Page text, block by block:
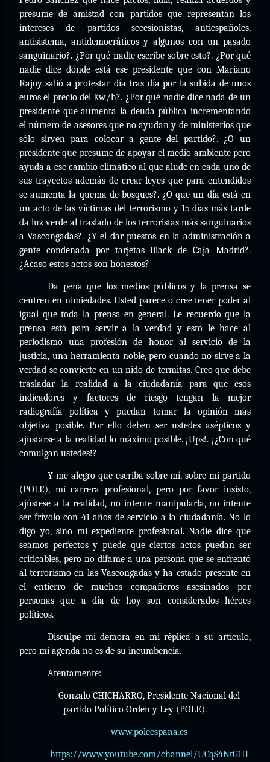
presume de amistad con partidos que representan los
intereses de partidos secesionistas, antiespañoles,
antisistema, antidemocráticos y algunos con un pasado
sanguinario?. ¿Por qué nadie escribe sobre esto?. ¿Por qué
nadie dice dónde está ese presidente que con Mariano
Rajoy salió a protestar día tras día por la subida de unos
euros el precio del Kw/h?. ¿Por qué nadie dice nada de un
presidente que aumenta la deuda pública incrementando
el número de asesores que no ayudan y de ministerios que
sólo sirven para colocar a gente del partido?. ¿O un
presidente que presume de apoyar el medio ambiente pero
ayuda a ese cambio climático al que alude en cada uno de
sus trayectos además de crear leyes que para entendidos
se aumenta la quema de bosques?. ¿O que un día está en
un acto de las víctimas del terrorismo y 15 días más tarde
da luz verde al traslado de los terroristas más sanguinarios
a Vascongadas?. ¿Y el dar puestos en la administración a
gente condenada por tarjetas Black de Caja Madrid?.
¿Acaso estos actos son honestos?
Da pena que los medios públicos y la prensa se
centren en nimiedades. Usted parece o cree tener poder al
igual que toda la prensa en general. Le recuerdo que la
prensa está para servir a la verdad y esto le hace al
periodismo una profesión de honor al servicio de la
justicia, una herramienta noble, pero cuando no sirve a la
verdad se convierte en un nido de termitas. Creo que debe
trasladar la realidad a la ciudadanía para que esos
indicadores y factores de riesgo tengan la mejor
radiografía política y puedan tomar la opinión más
objetiva posible. Por ello deben ser ustedes asépticos y
ajustarse a la realidad lo máximo posible. ¡Ups!. ¡¿Con qué
comulgan ustedes!?
Y me alegro que escriba sobre mí, sobre mi partido
(POLE), mi carrera profesional, pero por favor insisto,
ajústese a la realidad, no intente manipularla, no intente
ser frívolo con 41 años de servicio a la ciudadanía. No lo
digo yo, sino mi expediente profesional. Nadie dice que
seamos perfectos y puede que ciertos actos puedan ser
criticables, pero no difame a una persona que se enfrentó
al terrorismo en las Vascongadas y ha estado presente en
el entierro de muchos compañeros asesinados por
personas que a día de hoy son considerados héroes
políticos.
Disculpe mi demora en mi réplica a su artículo,
pero mi agenda no es de su incumbencia.
Atentamente:
Gonzalo CHICHARRO, Presidente Nacional del
partido Político Orden y Ley (POLE).
www.poleespana.es
https://www.youtube.com/channel/UCqS4NtG1H